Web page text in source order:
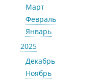
Март
Февраль
Январь
2025
Декабрь
Ноябрь